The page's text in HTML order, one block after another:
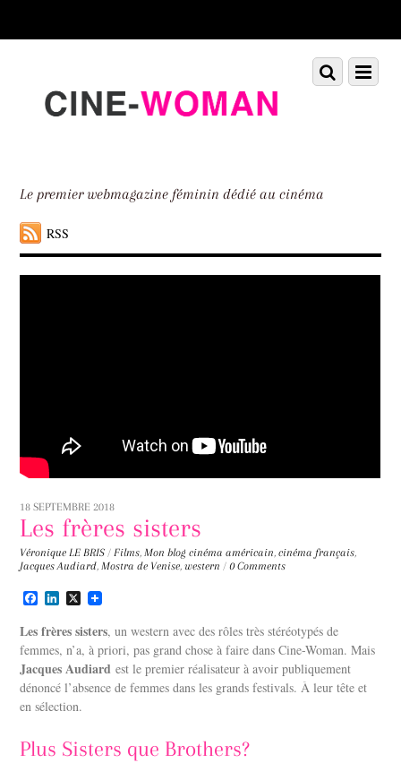
down
Le premier webmagazine féminin dédié au cinéma
RSS
Menu
Scroll
down
18 SEPTEMBRE 2018
Les frères sisters
Véronique LE BRIS / Films,Mon blog cinéma américain,cinéma français,
Jacques Audiard,Mostra de Venise,western / 0 Comments
F
c
e
b
o
o
k
L
n
k
e
d
I
n
X
Les frères sisters, un western avec des rôles très stéréotypés de
femmes, n’a, à priori, pas grand chose à faire dans Cine-Woman. Mais
Jacques Audiard est le premier réalisateur à avoir publiquement
dénoncé l’absence de femmes dans les grands festivals. À leur tête et
en sélection.
Plus Sisters que Brothers?